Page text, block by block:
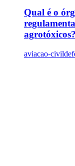
Qual é o
agrotóxicos?
aviacao-civil